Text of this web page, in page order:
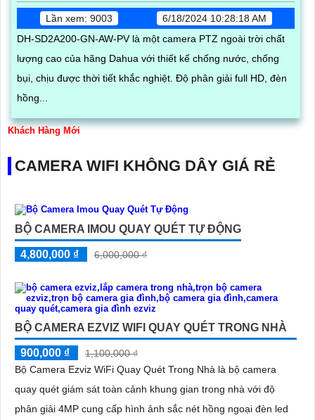
Lần xem: 9003
6/18/2024 10:28:18 AM
DH-SD2A200-GN-AW-PV là một camera PTZ ngoài trời chất
lượng cao của hãng Dahua với thiết kế chống nước, chống
bụi, chịu được thời tiết khắc nghiệt. Độ phân giải full HD, đèn
hồng...
Khách Hàng Mới
CAMERA WIFI KHÔNG DÂY GIÁ RẺ
BỘ CAMERA IMOU QUAY QUÉT TỰ ĐỘNG
4,800,000 ₫ 6,000,000 ₫
BỘ CAMERA EZVIZ WIFI QUAY QUÉT TRONG NHÀ
900,000 ₫
1,100,000 ₫
Bộ Camera Ezviz WiFi Quay Quét Trong Nhà là bộ camera
quay quét giám sát toàn cảnh khung gian trong nhà với độ
phân giải 4MP cung cấp hình ảnh sắc nét hồng ngoại đèn led